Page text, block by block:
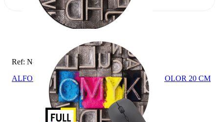
Ref: N-831
ALFOMBRILLA PERSONALIZADA FULL COLOR 20 CM